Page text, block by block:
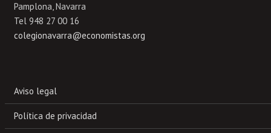
Pamplona, Navarra
Tel 948 27 00 16
colegionavarra@economistas.org
Aviso legal
Política de privacidad